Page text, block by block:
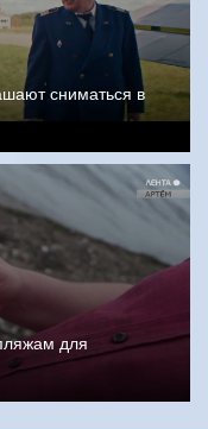
сниматься в
для